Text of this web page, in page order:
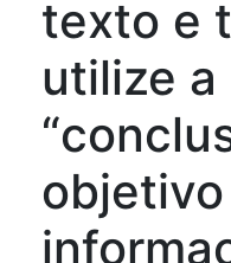
texto e
utilize a